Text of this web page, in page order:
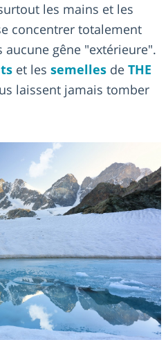
les mains et les
concentrer totalement
aucune gêne "extérieure".
et les semelles de THE
laissent jamais tomber